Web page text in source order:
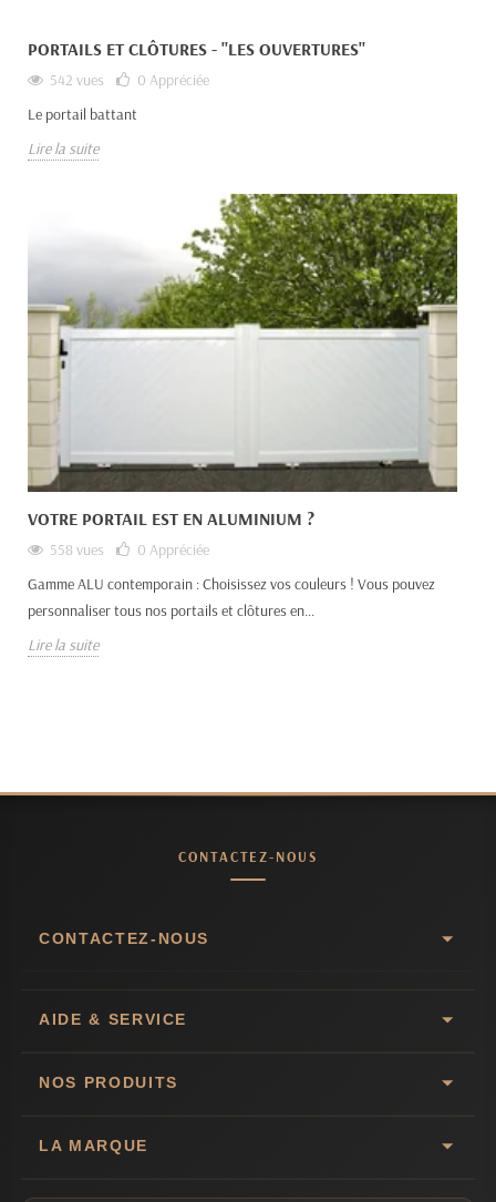
PORTAILS ET CLÔTURES - "LES OUVERTURES"
542 vues 0 Appréciée
Le portail battant
Lire la suite
VOTRE PORTAIL EST EN ALUMINIUM ?
558 vues 0 Appréciée
Gamme ALU contemporain : Choisissez vos couleurs ! Vous pouvez
personnaliser tous nos portails et clôtures en...
Lire la suite
CONTACTEZ-NOUS
CONTACTEZ-NOUS
AIDE & SERVICE
NOS PRODUITS
LA MARQUE